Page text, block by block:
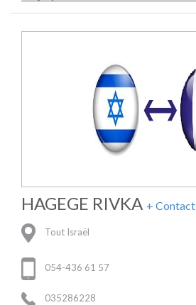
HAGEGE RIVKA + Contact
Tout Israël
054-436 61 57
035286228